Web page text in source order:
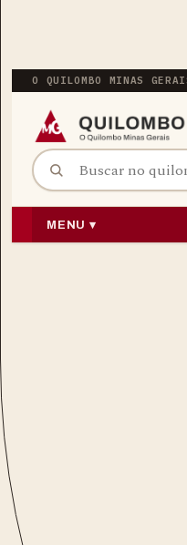
PULAR PARA O CONTEÚDO
O QUILOMBO MINAS
BUSCAR POR:
MENU ▾